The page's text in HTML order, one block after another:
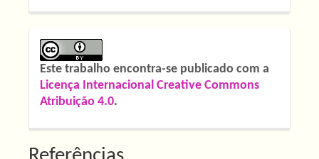
Este trabalho encontra-se publicado com a
Licença Internacional Creative Commons
Atribuição 4.0.